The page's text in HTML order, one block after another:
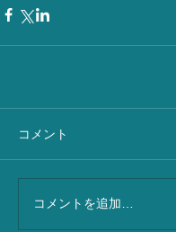
コメント
コメントを追加…